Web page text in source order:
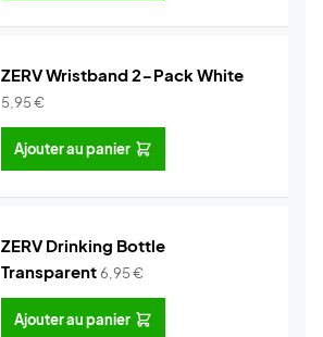
ZERV Wristband 2-Pack White
5,95€
Ajouter au panier
ZERV Drinking Bottle
Transparent6,95€
Ajouter au panier